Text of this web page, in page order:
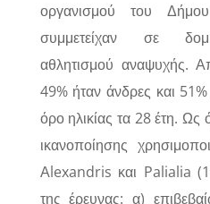
οργανισμού του
συμμετείχαν σε
αθλητισμού αναψυχής.
49% ήταν άνδρες και
όρο ηλικίας τα 28 έτη. Ως
ικανοποίησης
Αlexandris και Palialia
της έρευνας: α)